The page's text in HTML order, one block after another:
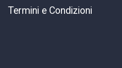
Termini e Condizioni